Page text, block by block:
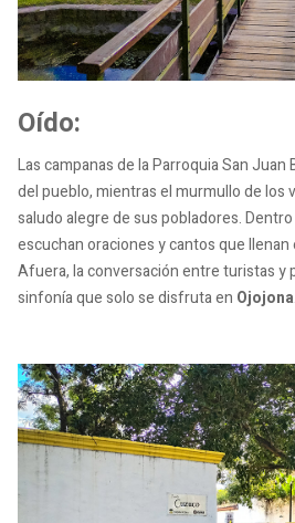
Oído:
Las campanas de la Parroquia San Juan
del pueblo, mientras el murmullo de los
saludo alegre de sus pobladores.
escuchan oraciones y cantos que llenan
Afuera, la conversación entre turistas y
sinfonía que solo se disfruta en Ojojona